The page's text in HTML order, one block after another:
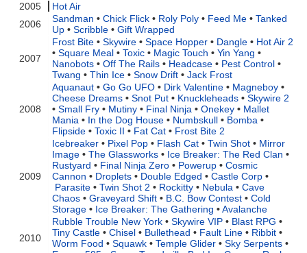
2005
Hot Air
2006
Sandman • Chick Flick • Roly Poly • Feed Me • Tanked
Up • Scribble • Gift Wrapped
2007
Frost Bite • Skywire • Space Hopper • Dangle • Hot Air 2
• Square Meal • Toxic • Magic Touch • Yin Yang •
Nanobots • Off The Rails • Headcase • Pest Control •
Twang • Thin Ice • Snow Drift • Jack Frost
2008
Aquanaut • Go Go UFO • Dirk Valentine • Magneboy •
Cheese Dreams • Snot Put • Knuckleheads • Skywire 2
• Small Fry • Mutiny • Final Ninja • Onekey • Mallet
Mania • In the Dog House • Numbskull • Bomba •
Flipside • Toxic II • Fat Cat • Frost Bite 2
2009
Icebreaker • Pixel Pop • Flash Cat • Twin Shot • Mirror
Image • The Glassworks • Ice Breaker: The Red Clan •
Rustyard • Final Ninja Zero • Powerup • Cosmic
Cannon • Droplets • Double Edged • Castle Corp •
Parasite • Twin Shot 2 • Rockitty • Nebula • Cave
Chaos • Graveyard Shift • B.C. Bow Contest • Cold
Storage • Ice Breaker: The Gathering • Avalanche
2010
Rubble Trouble New York • Skywire VIP • Blast RPG •
Tiny Castle • Chisel • Bullethead • Fault Line • Ribbit •
Worm Food • Squawk • Temple Glider • Sky Serpents •